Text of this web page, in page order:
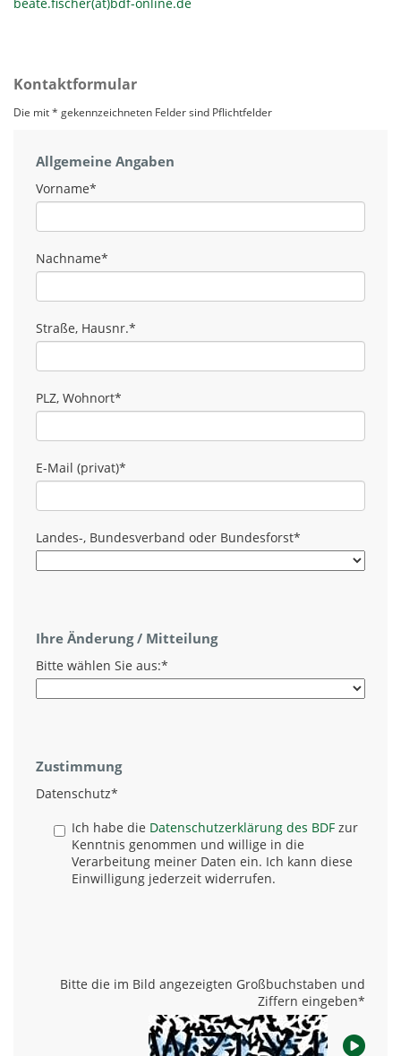
Kontaktformular
Die mit * gekennzeichneten Felder sind Pflichtfelder
Allgemeine Angaben
Vorname*
Nachname*
Straße, Hausnr.*
PLZ, Wohnort*
E-Mail (privat)*
Landes-, Bundesverband oder Bundesforst*
Ihre Änderung / Mitteilung
Bitte wählen Sie aus:*
Zustimmung
Datenschutz*
Ich habe die Datenschutzerklärung des BDF zur
Kenntnis genommen und willige in die
Verarbeitung meiner Daten ein. Ich kann diese
Einwilligung jederzeit widerrufen.
Bitte die im Bild angezeigten Großbuchstaben und
Ziffern eingeben*